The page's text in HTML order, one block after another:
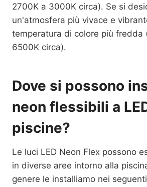
2700K a 3000K circa). Se si
un'atmosfera più vivace e
temperatura di colore più fredda
6500K circa).
Dove si possono
neon flessibili a
piscine?
Le luci LED Neon Flex possono
in diverse aree intorno alla
genere le installiamo nei